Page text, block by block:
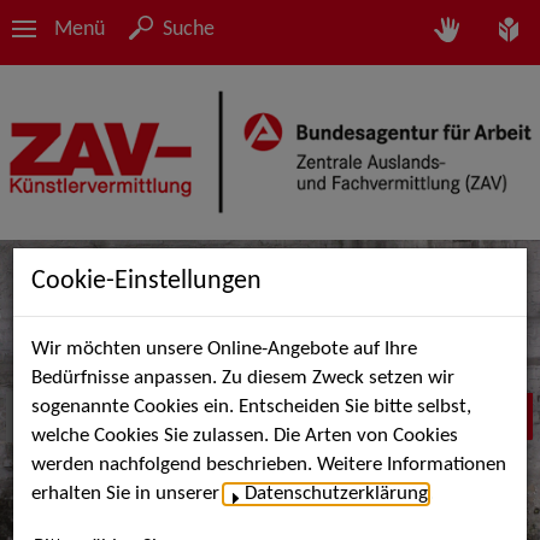
Menü Suche
Cookie-Einstellungen
Wir möchten unsere Online-Angebote auf Ihre
Bedürfnisse anpassen. Zu diesem Zweck setzen wir
sogenannte Cookies ein. Entscheiden Sie bitte selbst,
welche Cookies Sie zulassen. Die Arten von Cookies
werden nachfolgend beschrieben. Weitere Informationen
erhalten Sie in unserer
Datenschutzerklärung